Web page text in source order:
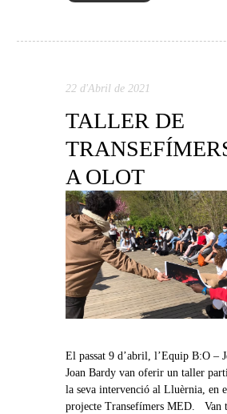
22 d'Abril de 2021
TALLER DE
A OLOT
El passat 9 d’abril, l’Equip B:O –
Joan Bardy van oferir un taller
la seva intervenció al Lluèrnia, en
projecte Transefímers MED. Van